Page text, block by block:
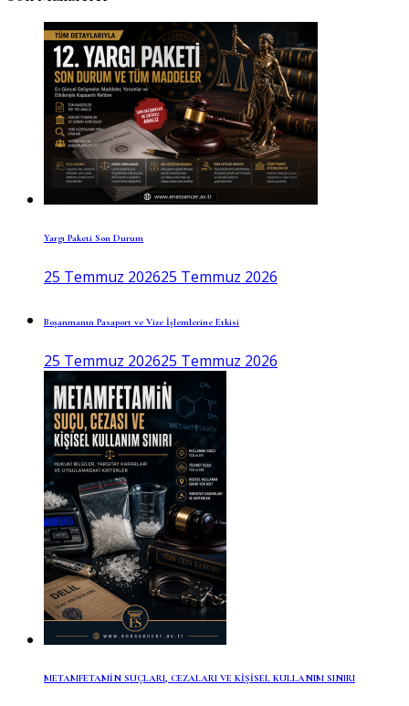
Yargı Paketi Son Durum
25 Temmuz 202625 Temmuz 2026
Boşanmanın Pasaport ve Vize İşlemlerine Etkisi
25 Temmuz 202625 Temmuz 2026
METAMFETAMİN SUÇLARI, CEZALARI VE KİŞİSEL KULLANIM SINIRI